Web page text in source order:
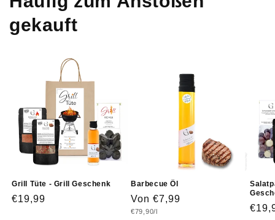
gekauft
Grill Tüte - Grill Geschenk
Normaler
€19,99
Barbecue Öl
Normaler
Preis
Von €7,99
Grundpreis
€79,90/l